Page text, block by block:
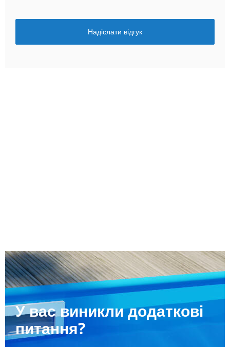
Надіслати відгук
У вас виникли додаткові
питання?